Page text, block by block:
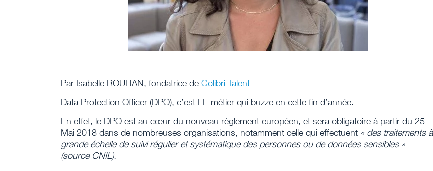
Par Isabelle ROUHAN, fondatrice de Colibri Talent
Data Protection Officer (DPO), c’est LE métier qui buzze en cette fin d’année.
En effet, le DPO est au cœur du nouveau règlement européen, et sera obligatoire à partir du 25
Mai 2018 dans de nombreuses organisations, notamment celle qui effectuent « des traitements à
grande échelle de suivi régulier et systématique des personnes ou de données sensibles »
(source CNIL).